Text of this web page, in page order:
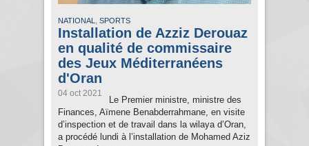
NATIONAL , SPORTS
Installation de Azziz Derouaz
en qualité de commissaire
des Jeux Méditerranéens
d'Oran
04 oct 2021
Le Premier ministre, ministre des
Finances, Aïmene Benabderrahmane, en visite
d’inspection et de travail dans la wilaya d’Oran,
a procédé lundi à l’installation de Mohamed Aziz